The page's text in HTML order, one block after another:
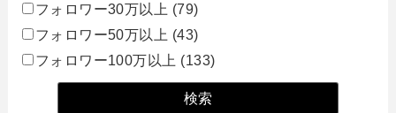
フォロワー30万以上 (79)
フォロワー50万以上 (43)
フォロワー100万以上 (133)